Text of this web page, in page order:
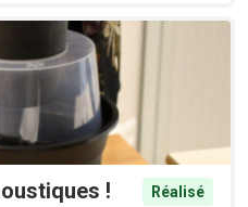
!
Réalisé